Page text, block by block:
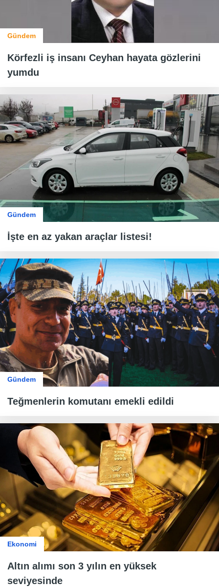
Gündem
Körfezli iş insanı Ceyhan hayata gözlerini
yumdu
Gündem
İşte en az yakan araçlar listesi!
Gündem
Teğmenlerin komutanı emekli edildi
Ekonomi
Altın alımı son 3 yılın en yüksek
seviyesinde